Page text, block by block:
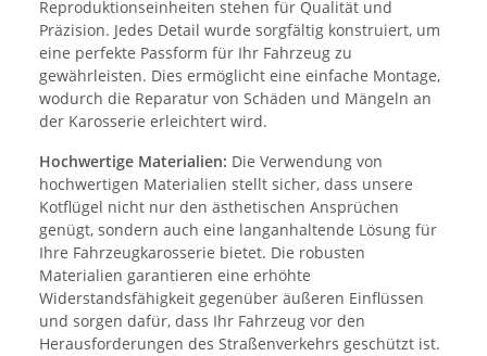
Reproduktionseinheiten stehen für Qualität und
Präzision. Jedes Detail wurde sorgfältig konstruiert, um
eine perfekte Passform für Ihr Fahrzeug zu
gewährleisten. Dies ermöglicht eine einfache Montage,
wodurch die Reparatur von Schäden und Mängeln an
der Karosserie erleichtert wird.
Hochwertige Materialien: Die Verwendung von
hochwertigen Materialien stellt sicher, dass unsere
Kotflügel nicht nur den ästhetischen Ansprüchen
genügt, sondern auch eine langanhaltende Lösung für
Ihre Fahrzeugkarosserie bietet. Die robusten
Materialien garantieren eine erhöhte
Widerstandsfähigkeit gegenüber äußeren Einflüssen
und sorgen dafür, dass Ihr Fahrzeug vor den
Herausforderungen des Straßenverkehrs geschützt ist.